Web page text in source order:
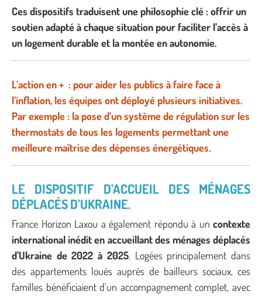
Ces dispositifs traduisent une philosophie clé : offrir un
soutien adapté à chaque situation pour faciliter l’accès à
un logement durable et la montée en autonomie.
L’action en + : pour aider les publics à faire face à
l’inflation, les équipes ont déployé plusieurs initiatives.
Par exemple : la pose d’un système de régulation sur les
thermostats de tous les logements permettant une
meilleure maîtrise des dépenses énergétiques.
LE DISPOSITIF D’ACCUEIL DES MÉNAGES
DÉPLACÉS D’UKRAINE.
France Horizon Laxou a également répondu à un contexte
international inédit en accueillant des ménages déplacés
d’Ukraine de 2022 à 2025. Logées principalement dans
des appartements loués auprès de bailleurs sociaux, ces
familles bénéficiaient d’un accompagnement complet, avec